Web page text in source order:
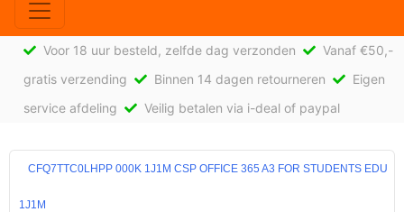
Voor 18 uur besteld, zelfde dag verzonden
Vanaf €50,-
gratis verzending
Binnen 14 dagen retourneren
Eigen
service afdeling
Veilig betalen via i-deal of paypal
CFQ7TTC0LHPP 000K 1J1M CSP OFFICE 365 A3 FOR STUDENTS EDU
1J1M